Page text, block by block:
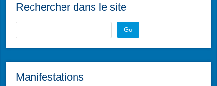
Rechercher dans le site
Go
Manifestations